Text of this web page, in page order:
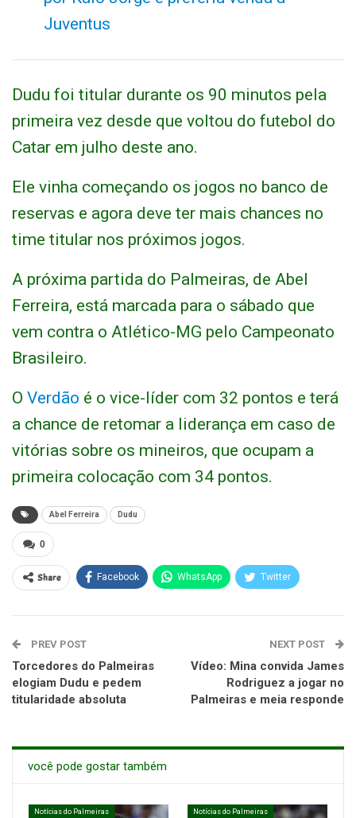
Juventus
Dudu foi titular durante os 90 minutos pela
primeira vez desde que voltou do futebol do
Catar em julho deste ano.
Ele vinha começando os jogos no banco de
reservas e agora deve ter mais chances no
time titular nos próximos jogos.
A próxima partida do Palmeiras, de Abel
Ferreira, está marcada para o sábado que
vem contra o Atlético-MG pelo Campeonato
Brasileiro.
O Verdão é o vice-líder com 32 pontos e terá
a chance de retomar a liderança em caso de
vitórias sobre os mineiros, que ocupam a
primeira colocação com 34 pontos.
Abel Ferreira Dudu
0
Share Facebook WhatsApp Twitter
PREV POST
Torcedores do Palmeiras
elogiam Dudu e pedem
titularidade absoluta
NEXT POST
Vídeo: Mina convida James
Rodriguez a jogar no
Palmeiras e meia responde
você pode gostar também
Notícias do Palmeiras Notícias do Palmeiras